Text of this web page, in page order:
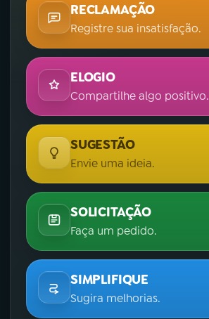
RECLAMAÇÃO
Registre sua insatisfação.
ELOGIO
Compartilhe algo positivo.
SUGESTÃO
Envie uma ideia.
SOLICITAÇÃO
Faça um pedido.
SIMPLIFIQUE
Sugira melhorias.